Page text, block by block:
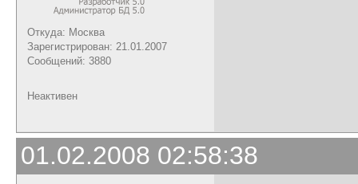
Откуда: Москва
Зарегистрирован: 21.01.2007
Сообщений: 3880
Неактивен
01.02.2008 02:58:38